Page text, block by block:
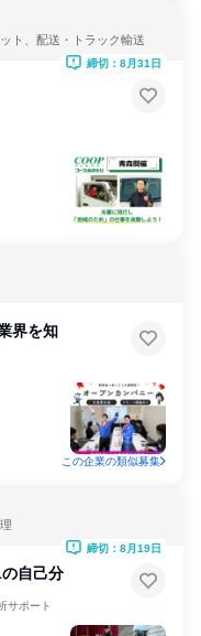
ト、配送・トラック輸送
締切：8月31日
界を知
この企業の類似募集
自己分
サポート
締切：8月19日